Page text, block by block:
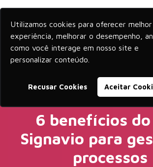
Utilizamos cookies para oferecer melhor
experiência, melhorar o desempenho,
como você interage em nosso site e
personalizar conteúdo.
Recusar Cookies Aceitar
6 benefícios do
Signavio para
processos